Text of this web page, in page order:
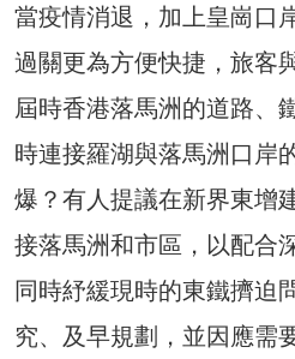
當疫情消退，加上皇崗口
過關更為方便快捷，旅客
屆時香港落馬洲的道路、
時連接羅湖與落馬洲口岸
爆？有人提議在新界東增
接落馬洲和市區，以配合
同時紓緩現時的東鐵擠迫
究、及早規劃，並因應需